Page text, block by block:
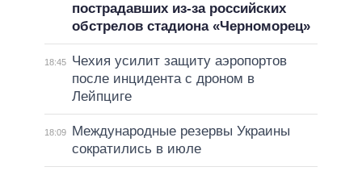
пострадавших из-за российских
обстрелов стадиона «Черноморец»
18:45
Чехия усилит защиту аэропортов
после инцидента с дроном в
Лейпциге
18:09
Международные резервы Украины
сократились в июле